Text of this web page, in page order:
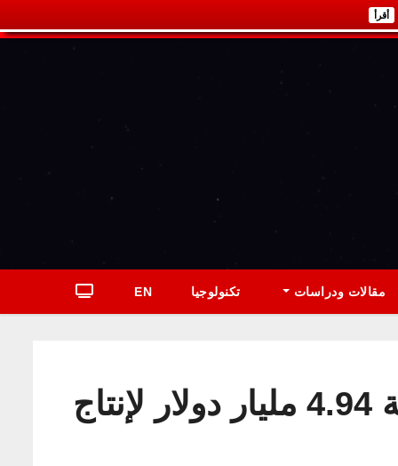
أقرأ
مقالات ودراسات تكنولوجيا EN
الجيش الأميركي يمنح “لوكهيد مارتن” عقدًا ضخماً بقيمة 4.94 مليار دولار لإنتاج